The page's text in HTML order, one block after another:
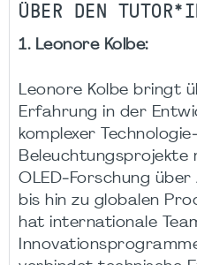
ÜBER DEN
1. Leonore Kolbe:
Leonore Kolbe bringt
Erfahrung in der
komplexer
Beleuchtungsprojekte
OLED‑Forschung
bis hin zu globalen
hat internationale